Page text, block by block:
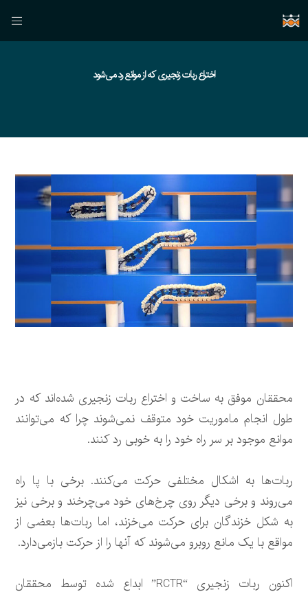
اختراع ربات‌ زنجیری که از موانع رد می‌شود
محققان موفق به ساخت و اختراع ربات‌ زنجیری شده‌اند که در
طول انجام ماموریت خود متوقف نمی‌شوند چرا که می‌توانند
موانع موجود بر سر راه خود را به خوبی رد کنند.
ربات‌ها به اشکال مختلفی حرکت می‌کنند. برخی با پا راه
می‌روند و برخی دیگر روی چرخ‌های خود می‌چرخند و برخی نیز
به شکل خزندگان برای حرکت می‌خزند، اما ربات‌ها بعضی از
مواقع با یک مانع روبرو می‌شوند که آنها را از حرکت بازمی‌دارد.
اکنون ربات زنجیری “RCTR” ابداع شده توسط محققان